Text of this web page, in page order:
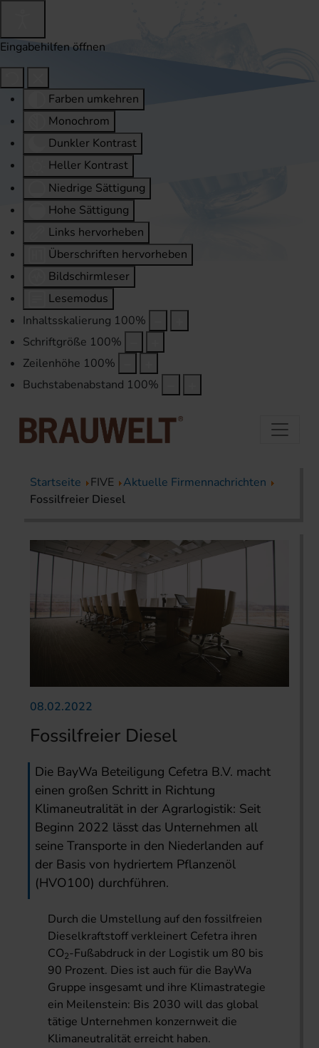
Eingabehilfen öffnen
Farben umkehren
Monochrom
Dunkler Kontrast
Heller Kontrast
Niedrige Sättigung
Hohe Sättigung
Links hervorheben
Überschriften hervorheben
Bildschirmleser
Lesemodus
Inhaltsskalierung 100%
Schriftgröße 100%
Zeilenhöhe 100%
Buchstabenabstand 100%
Startseite FIVE
Aktuelle Firmennachrichten
Fossilfreier Diesel
08.02.2022
Fossilfreier Diesel
Die BayWa Beteiligung Cefetra B.V. macht
einen großen Schritt in Richtung
Klimaneutralität in der Agrarlogistik: Seit
Beginn 2022 lässt das Unternehmen all
seine Transporte in den Niederlanden auf
der Basis von hydriertem Pflanzenöl
(HVO100) durchführen.
Durch die Umstellung auf den fossilfreien
Dieselkraftstoff verkleinert Cefetra ihren
CO2-Fußabdruck in der Logistik um 80 bis
90 Prozent. Dies ist auch für die BayWa
Gruppe insgesamt und ihre Klimastrategie
ein Meilenstein: Bis 2030 will das global
tätige Unternehmen konzernweit die
Klimaneutralität erreicht haben.